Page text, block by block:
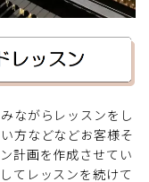
ながらレッスンをし
方などなどお客様そ
計画を作成させてい
てレッスンを続けて